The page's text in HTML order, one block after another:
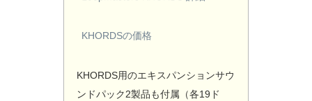
KHORDSの価格
KHORDS用のエキスパンションサウ
ンドパック2製品も付属（各19ド